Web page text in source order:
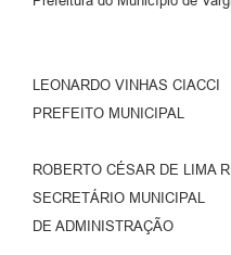
LEONARDO VINHAS CIACCI
PREFEITO MUNICIPAL
ROBERTO CÉSAR DE LIMA
SECRETÁRIO MUNICIPAL
DE ADMINISTRAÇÃO